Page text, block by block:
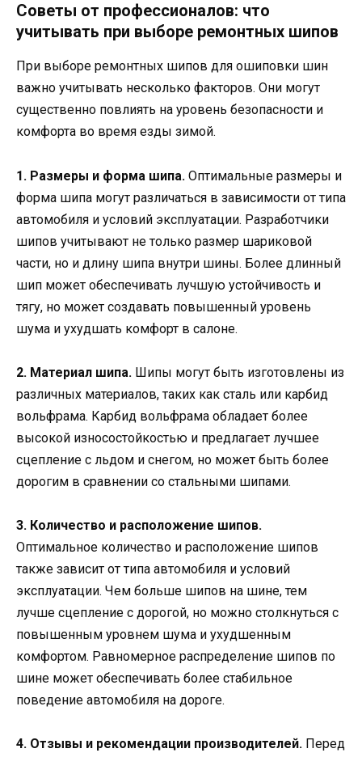
Советы от профессионалов: что
учитывать при выборе ремонтных шипов
При выборе ремонтных шипов для ошиповки шин
важно учитывать несколько факторов. Они могут
существенно повлиять на уровень безопасности и
комфорта во время езды зимой.
1. Размеры и форма шипа. Оптимальные размеры и
форма шипа могут различаться в зависимости от типа
автомобиля и условий эксплуатации. Разработчики
шипов учитывают не только размер шариковой
части, но и длину шипа внутри шины. Более длинный
шип может обеспечивать лучшую устойчивость и
тягу, но может создавать повышенный уровень
шума и ухудшать комфорт в салоне.
2. Материал шипа. Шипы могут быть изготовлены из
различных материалов, таких как сталь или карбид
вольфрама. Карбид вольфрама обладает более
высокой износостойкостью и предлагает лучшее
сцепление с льдом и снегом, но может быть более
дорогим в сравнении со стальными шипами.
3. Количество и расположение шипов.
Оптимальное количество и расположение шипов
также зависит от типа автомобиля и условий
эксплуатации. Чем больше шипов на шине, тем
лучше сцепление с дорогой, но можно столкнуться с
повышенным уровнем шума и ухудшенным
комфортом. Равномерное распределение шипов по
шине может обеспечивать более стабильное
поведение автомобиля на дороге.
4. Отзывы и рекомендации производителей. Перед